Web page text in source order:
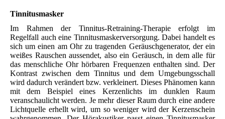
Tinnitusmasker
Im Rahmen der Tinnitus-Retraining-Therapie erfolgt im
Regelfall auch eine Tinnitusmaskerversorgung. Dabei handelt es
sich um einen am Ohr zu tragenden Geräuschgenerator, der ein
weißes Rauschen aussendet, also ein Geräusch, in dem alle für
das menschliche Ohr hörbaren Frequenzen enthalten sind. Der
Kontrast zwischen dem Tinnitus und dem Umgebungsschall
wird dadurch verändert bzw. verkleinert. Dieses Phänomen kann
mit dem Beispiel eines Kerzenlichts im dunklen Raum
veranschaulicht werden. Je mehr dieser Raum durch eine andere
Lichtquelle erhellt wird, um so weniger wird der Kerzenschein